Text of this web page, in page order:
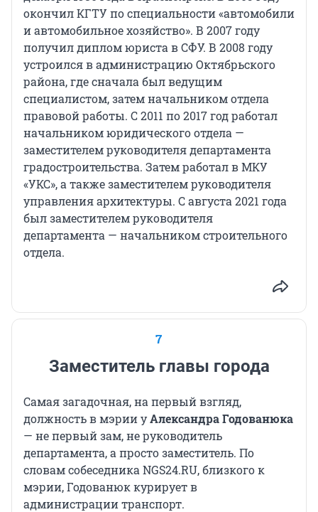
окончил КГТУ по специальности «автомобили
и автомобильное хозяйство». В 2007 году
получил диплом юриста в СФУ. В 2008 году
устроился в администрацию Октябрьского
района, где сначала был ведущим
специалистом, затем начальником отдела
правовой работы. С 2011 по 2017 год работал
начальником юридического отдела —
заместителем руководителя департамента
градостроительства. Затем работал в МКУ
«УКС», а также заместителем руководителя
управления архитектуры. С августа 2021 года
был заместителем руководителя
департамента — начальником строительного
отдела.
7
Заместитель главы города
Самая загадочная, на первый взгляд,
должность в мэрии уАлександра Годованюка
— не первый зам, не руководитель
департамента, а просто заместитель. По
словам собеседника NGS24.RU, близкого к
мэрии, Годованюк курирует в
администрации транспорт.